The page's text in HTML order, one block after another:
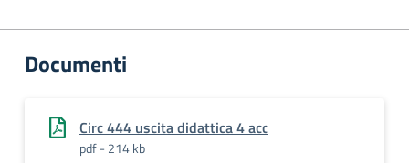
Documenti
Circ 444 uscita didattica 4 acc
pdf - 214 kb